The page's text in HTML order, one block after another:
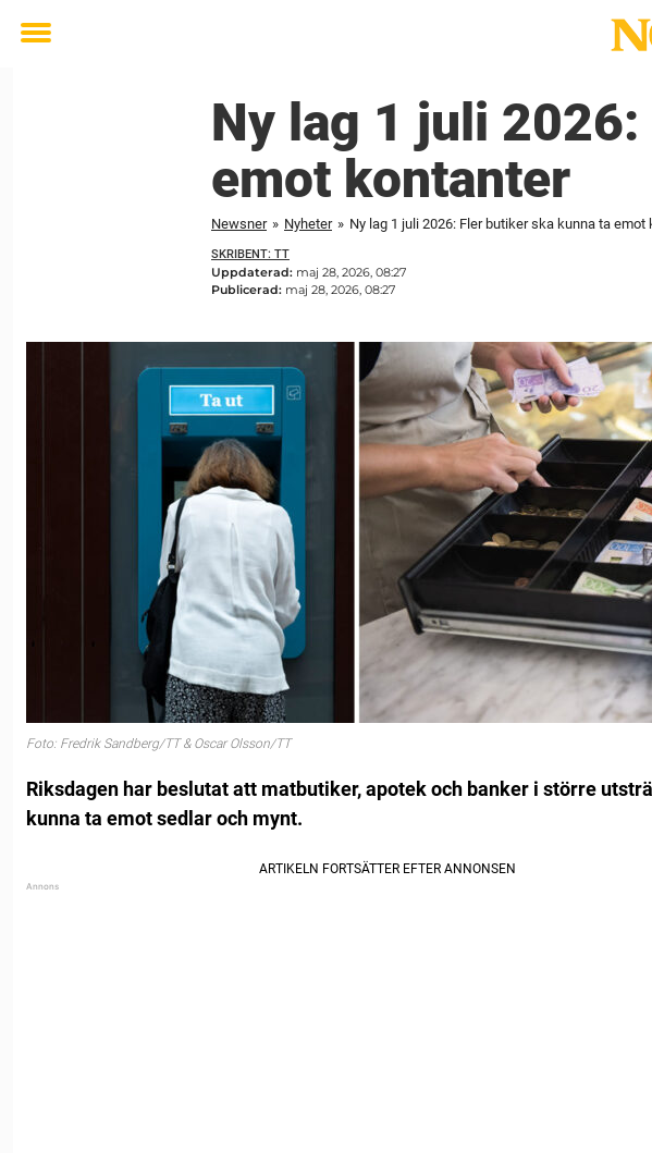
Toggle
Ny lag 1 juli
emot kontanter
Newsner » Nyheter » Ny lag 1 juli 2026: Fler butiker ska kunna ta emot
SKRIBENT: TT
Uppdaterad: maj 28, 2026, 08:27
Publicerad: maj 28, 2026, 08:27
Foto: Fredrik Sandberg/TT & Oscar Olsson/TT
Riksdagen har beslutat att matbutiker, apotek och banker i större
kunna ta emot sedlar och mynt.